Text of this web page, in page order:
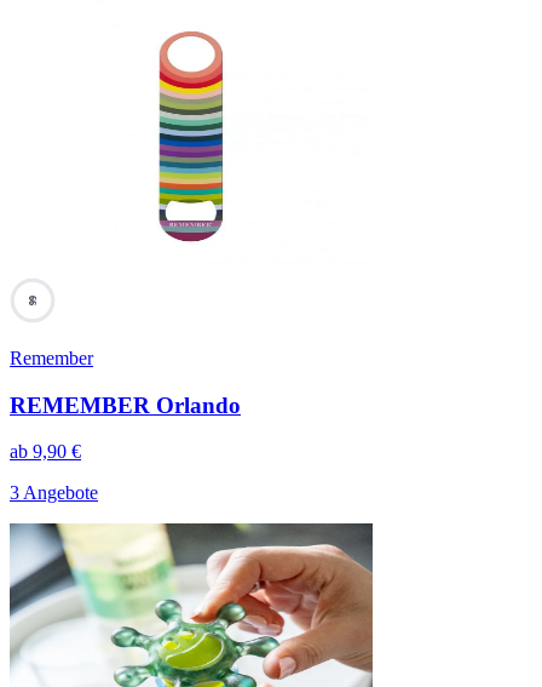
66
Remember
REMEMBER Orlando
ab 9,90 €
3 Angebote